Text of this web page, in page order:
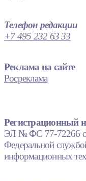
Телефон редакции
+7 495 232 63 33
Реклама на сайте
Росреклама
Регистрационный
ЭЛ № ФС 77-72266
Федеральной
информационных